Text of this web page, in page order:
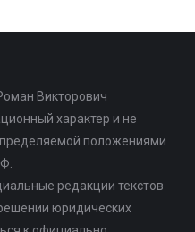
Викторович
характер и не
положениями
редакции текстов
юридических